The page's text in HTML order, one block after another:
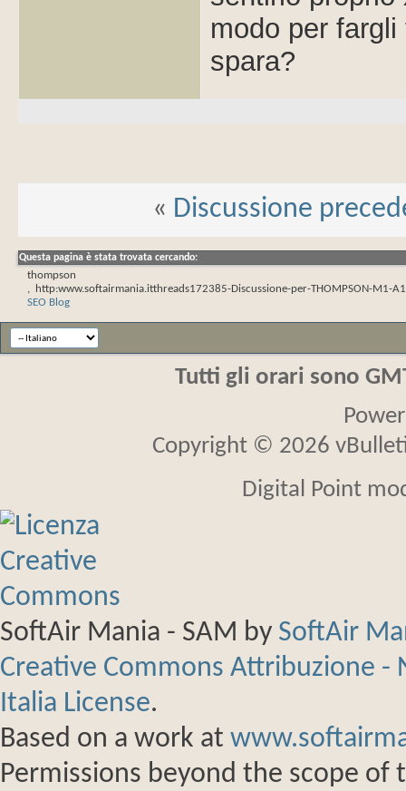
modo per
spara?
« Discussione
Questa pagina è stata trovata cercando:
thompson
,
http:www.softairmania.itthreads172385-Discussione-per-THOMPSON-M1-
SEO Blog
Tutti gli orari sono
Copyright © 2026
Digital Point
SoftAir Mania - SAM by SoftAir
Creative Commons Attribuzione
Italia License.
Based on a work at
Permissions beyond the scope of